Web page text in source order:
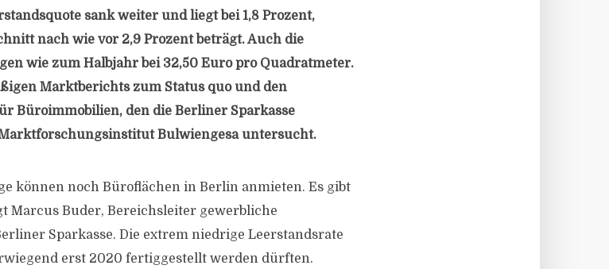
sank weiter und liegt bei 1,8 Prozent,
nach wie vor 2,9 Prozent beträgt. Auch die
wie zum Halbjahr bei 32,50 Euro pro Quadratmeter.
Marktberichts zum Status quo und den
Büroimmobilien, den die Berliner Sparkasse
Bulwiengesa untersucht.
können noch Büroflächen in Berlin anmieten. Es gibt
Marcus Buder, Bereichsleiter gewerbliche
Sparkasse. Die extrem niedrige Leerstandsrate
erst 2020 fertiggestellt werden dürften.